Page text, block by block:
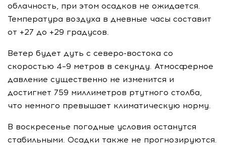
облачность, при этом осадков не ожидается.
Температура воздуха в дневные часы составит
от +27 до +29 градусов.
Ветер будет дуть с северо-востока со
скоростью 4–9 метров в секунду. Атмосферное
давление существенно не изменится и
достигнет 759 миллиметров ртутного столба,
что немного превышает климатическую норму.
В воскресенье погодные условия останутся
стабильными. Осадки также не прогнозируются.